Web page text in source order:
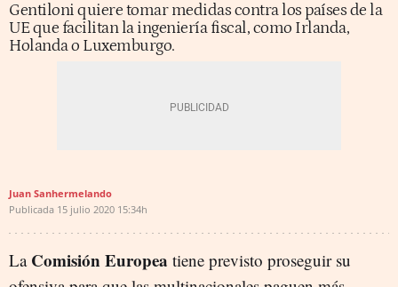
Gentiloni quiere tomar medidas contra los países de la
UE que facilitan la ingeniería fiscal, como Irlanda,
Holanda o Luxemburgo.
Juan Sanhermelando
Publicada 15 julio 2020 15:34h
La Comisión Europea tiene previsto proseguir su